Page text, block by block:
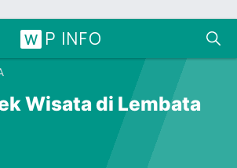
W P INFO
Wisata di Lembata